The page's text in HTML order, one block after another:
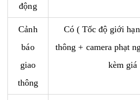
động
Cảnh
báo
giao
thông
Có ( Tốc độ giới
thông + camera phạt
kèm giá